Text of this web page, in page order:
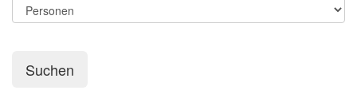
Suchen